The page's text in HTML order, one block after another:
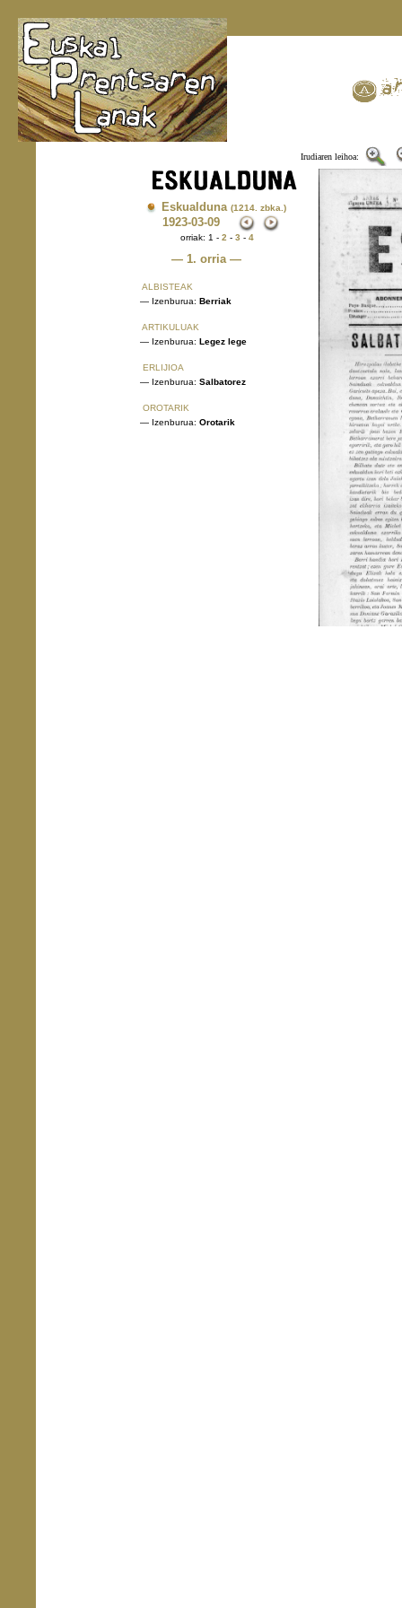
Irudiaren leihoa:
Eskualduna (1214. zbka.)
1923-03-09
orriak: 1 - 2 - 3 - 4
— 1. orria —
ALBISTEAK
— Izenburua: Berriak
ARTIKULUAK
— Izenburua: Legez lege
ERLIJIOA
— Izenburua: Salbatorez
OROTARIK
— Izenburua: Orotarik